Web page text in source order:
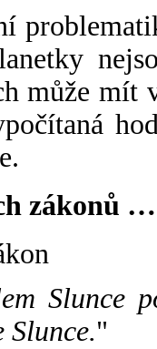
může mít
zákonů …
Slunce
Slunce."